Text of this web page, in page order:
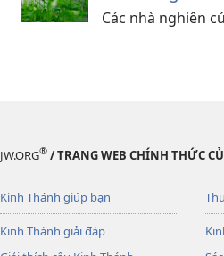
Các nhà nghiên
JW.ORG® / TRANG WEB CHÍNH THỨC
Kinh Thánh giúp bạn
Kinh Thánh giải đáp